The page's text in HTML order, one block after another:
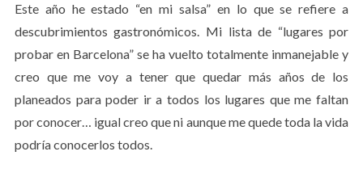
Este año he estado “en mi salsa” en lo que se refiere a
descubrimientos gastronómicos. Mi lista de “lugares por
probar en Barcelona” se ha vuelto totalmente inmanejable y
creo que me voy a tener que quedar más años de los
planeados para poder ir a todos los lugares que me faltan
por conocer… igual creo que ni aunque me quede toda la vida
podría conocerlos todos.